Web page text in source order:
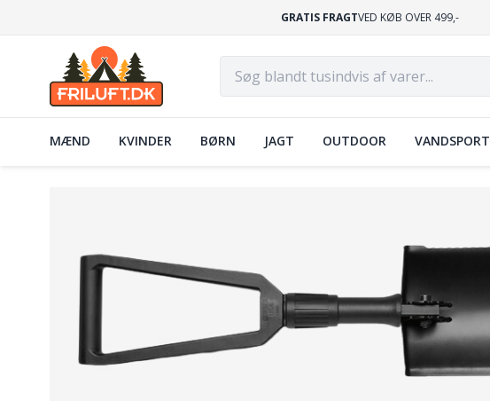
GRATIS FRAGTVED KØB OVER 499,-
MÆND KVINDER BØRN JAGT OUTDOOR VANDSPORT